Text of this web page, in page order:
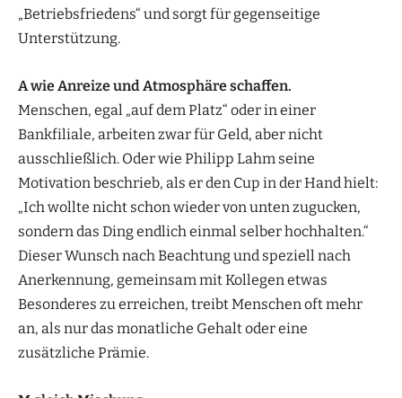
„Betriebsfriedens“ und sorgt für gegenseitige
Unterstützung.
A wie Anreize und Atmosphäre schaffen.
Menschen, egal „auf dem Platz“ oder in einer
Bankfiliale, arbeiten zwar für Geld, aber nicht
ausschließlich. Oder wie Philipp Lahm seine
Motivation beschrieb, als er den Cup in der Hand hielt:
„Ich wollte nicht schon wieder von unten zugucken,
sondern das Ding endlich einmal selber hochhalten.“
Dieser Wunsch nach Beachtung und speziell nach
Anerkennung, gemeinsam mit Kollegen etwas
Besonderes zu erreichen, treibt Menschen oft mehr
an, als nur das monatliche Gehalt oder eine
zusätzliche Prämie.